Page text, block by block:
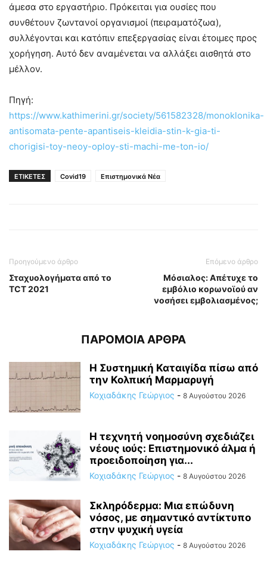
άμεσα στο εργαστήριο. Πρόκειται για ουσίες που
συνθέτουν ζωντανοί οργανισμοί (πειραματόζωα),
συλλέγονται και κατόπιν επεξεργασίας είναι έτοιμες προς
χορήγηση. Αυτό δεν αναμένεται να αλλάξει αισθητά στο
μέλλον.
Πηγή:
https://www.kathimerini.gr/society/561582328/monoklonika-
antisomata-pente-apantiseis-kleidia-stin-k-gia-ti-
chorigisi-toy-neoy-oploy-sti-machi-me-ton-io/
ΕΤΙΚΕΤΕΣ Covid19 Επιστημονικά Νέα
Προηγούμενο άρθρο
Σταχυολογήματα από το
TCT 2021
Επόμενο άρθρο
Μόσιαλος: Απέτυχε το
εμβόλιο κορωνοϊού αν
νοσήσει εμβολιασμένος;
ΠΑΡΟΜΟΙΑ ΑΡΘΡΑ
Η Συστημική Καταιγίδα πίσω από
την Κολπική Μαρμαρυγή
Κοχιαδάκης Γεώργιος - 8 Αυγούστου 2026
Η τεχνητή νοημοσύνη σχεδιάζει
νέους ιούς: Επιστημονικό άλμα ή
προειδοποίηση για...
Κοχιαδάκης Γεώργιος - 8 Αυγούστου 2026
Σκληρόδερμα: Μια επώδυνη
νόσος, με σημαντικό αντίκτυπο
στην ψυχική υγεία
Κοχιαδάκης Γεώργιος - 8 Αυγούστου 2026